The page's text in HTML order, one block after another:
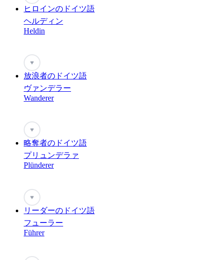
ヒロインのドイツ語
ヘルディン
Heldin
♥
放浪者のドイツ語
ヴァンデラー
Wanderer
♥
略奪者のドイツ語
プリュンデラァ
Plünderer
♥
リーダーのドイツ語
フューラー
Führer